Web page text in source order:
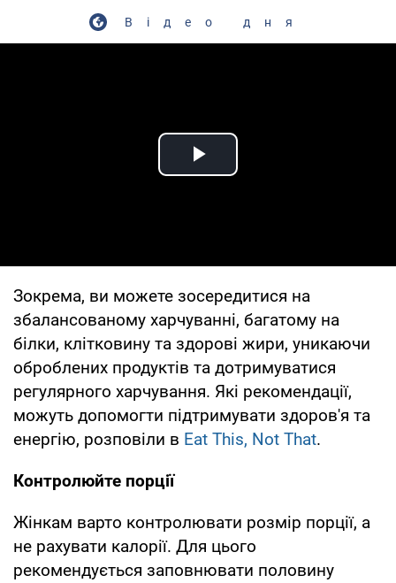
Відео дня
Play Video
Зокрема, ви можете зосередитися на
збалансованому харчуванні, багатому на
білки, клітковину та здорові жири, уникаючи
оброблених продуктів та дотримуватися
регулярного харчування. Які рекомендації,
можуть допомогти підтримувати здоров'я та
енергію, розповіли в Eat This, Not That.
Контролюйте порції
Жінкам варто контролювати розмір порції, а
не рахувати калорії. Для цього
рекомендується заповнювати половину